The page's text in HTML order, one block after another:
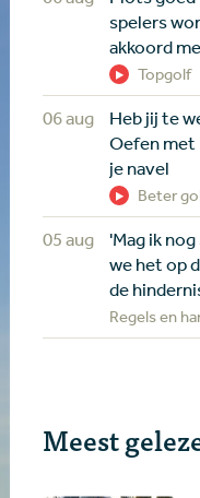
spelers
akkoord
Topgolf
06 aug
Heb jij te
Oefen met
je navel
Beter
05 aug
'Mag ik
we het op
de
Regels en
Meest